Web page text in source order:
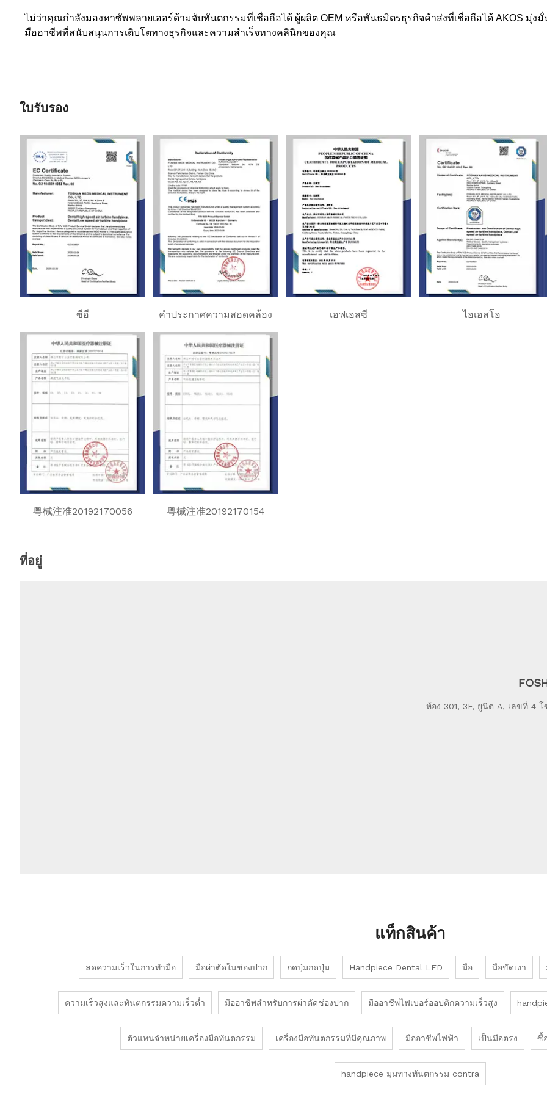
ไม่ว่าคุณกำลังมองหาซัพพลายเออร์ด้ามจับทันตกรรมที่เชื่อถือได้ ผู้ผลิต OEM หรือพันธมิตรธุรกิจค้าส่งที่เชื่อถือได้ AKOS มุ่ง
มืออาชีพที่สนับสนุนการเติบโตทางธุรกิจและความสำเร็จทางคลินิกของคุณ
ใบรับรอง
ซีอี คำประกาศความสอดคล้อง เอฟเอสซี ไอเอสโอ
粤械注准20192170056 粤械注准20192170154
ที่อยู่
ห้อง 301, 3F, ยูนิต A, เลขที่ 4
แท็กสินค้า
ลดความเร็วในการทำมือ มือผ่าตัดในช่องปาก กดปุ่มกดปุ่ม Handpiece Dental LED มือ มือขัดเงา
ความเร็วสูงและทันตกรรมความเร็วต่ำ มืออาชีพสำหรับการผ่าตัดช่องปาก มืออาชีพไฟเบอร์ออปติกความเร็วสูง
ตัวแทนจำหน่ายเครื่องมือทันตกรรม เครื่องมือทันตกรรมที่มีคุณภาพ มืออาชีพไฟฟ้า เป็นมือตรง ซื้
handpiece มุมทางทันตกรรม contra